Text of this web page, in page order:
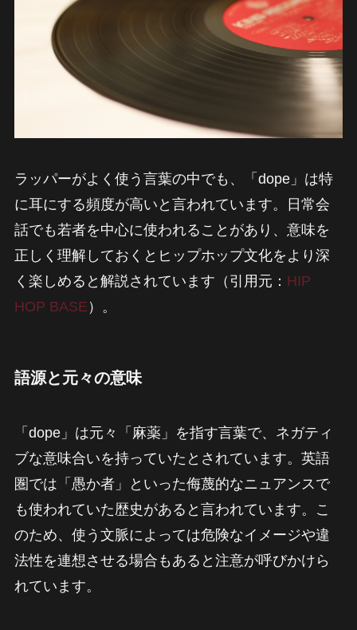
ラッパーがよく使う言葉の中でも、「dope」は特
に耳にする頻度が高いと言われています。日常会
話でも若者を中心に使われることがあり、意味を
正しく理解しておくとヒップホップ文化をより深
く楽しめると解説されています（引用元： HIP
HOP BASE ）。
語源と元々の意味
「dope」は元々「麻薬」を指す言葉で、ネガティ
ブな意味合いを持っていたとされています。英語
圏では「愚か者」といった侮蔑的なニュアンスで
も使われていた歴史があると言われています。こ
のため、使う文脈によっては危険なイメージや違
法性を連想させる場合もあると注意が呼びかけら
れています。